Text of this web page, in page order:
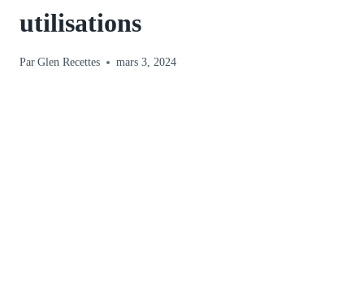
utilisations
Par Glen Recettes mars 3, 2024